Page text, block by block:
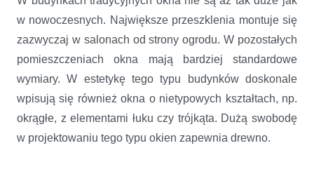
w nowoczesnych. Największe przeszklenia montuje się
zazwyczaj w salonach od strony ogrodu. W pozostałych
pomieszczeniach okna mają bardziej standardowe
wymiary. W estetykę tego typu budynków doskonale
wpisują się również okna o nietypowych kształtach, np.
okrągłe, z elementami łuku czy trójkąta. Dużą swobodę
w projektowaniu tego typu okien zapewnia drewno.